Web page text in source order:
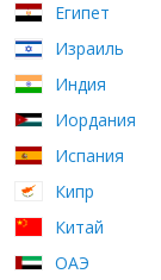
Египет
Израиль
Индия
Иордания
Испания
Кипр
Китай
ОАЭ